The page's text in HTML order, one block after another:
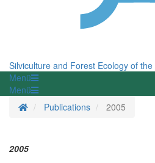
Silviculture and Forest Ecology of
Menü
Menü
Homepage
Publications 2005
2005